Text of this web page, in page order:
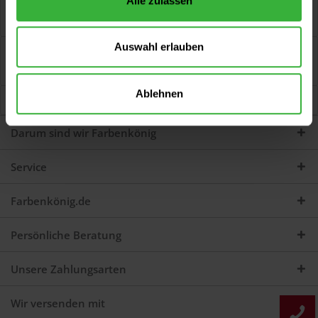
Auswahl erlauben
Ablehnen
transparent-Spray (Schwarz) transparent-Spray ist für
zahlreiche Objekte geeignet, die Sie...mehr
Jetzt Bewertungen zum Artikel lesen...mehr
Darum sind wir Farbenkönig
Service
Farbenkönig.de
Persönliche Beratung
Unsere Zahlungsarten
Wir versenden mit